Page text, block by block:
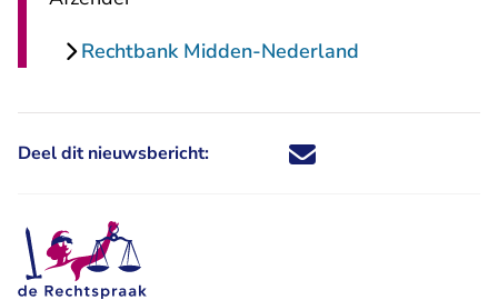
Rechtbank Midden-Nederland
Deel dit nieuwsbericht: Deel dit nieuwsbericht via X -
Deel dit nieuwsbericht via
Deel dit nieuwsbericht
Deel dit